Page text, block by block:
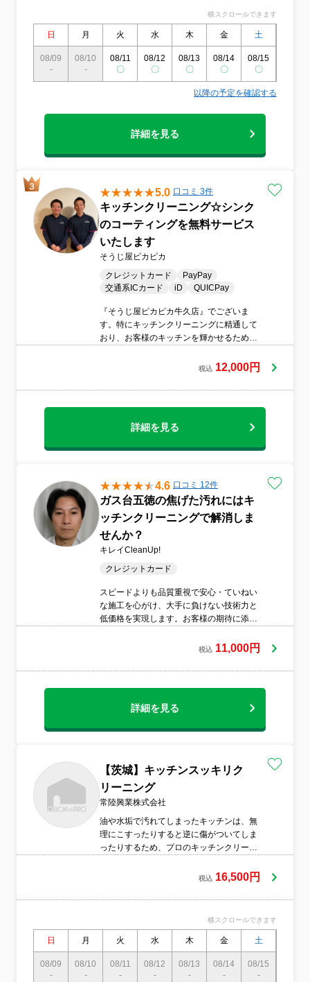
横スクロールできます
日 月 火 水 木 金 土
08/09
-
08/10
-
08/11
〇
08/12
〇
08/13
〇
08/14
〇
08/15
〇
以降の予定を確認する
詳細を見る
5.0 口コミ 3件
キッチンクリーニング☆シンク
のコーティングを無料サービス
いたします
そうじ屋ピカピカ
クレジットカード
PayPay
交通系ICカード
iD QUICPay
『そうじ屋ピカピカ牛久店』でございま
す。特にキッチンクリーニングに精通して
おり、お客様のキッチンを輝かせるための
お任せ頂けたら清潔でピカピカに輝く空間
けではなく、使いやすさを追求した提案も
をご提案したりします。心を込めて行う私
きしますので、お気軽にご相談ください。
税込 12,000円
詳細を見る
4.6 口コミ 12件
ガス台五徳の焦げた汚れにはキ
ッチンクリーニングで解消しま
せんか？
キレイCleanUp!
クレジットカード
スピードよりも品質重視で安心・ていねい
な施工を心がけ、大手に負けない技術力と
低価格を実現します。お客様の期待に添う
いただけるサービスを提供します。床面な
す。お客様と一緒にお掃除箇所の確認をし
税込 11,000円
詳細を見る
【茨城】キッチンスッキリク
リーニング
常陸興業株式会社
油や水垢で汚れてしまったキッチンは、無
理にこすったりすると逆に傷がついてしま
ったりするため、プロのキッチンクリーニ
益社団法人全国ハウスクリーニング協会の
税込 16,500円
横スクロールできます
日 月 火 水 木 金 土
08/09
-
08/10
-
08/11
-
08/12
-
08/13
-
08/14
-
08/15
-